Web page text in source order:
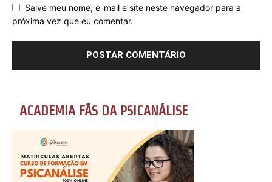
Salve meu nome, e-mail e site neste navegador para a
próxima vez que eu comentar.
ACADEMIA FÃS DA PSICANÁLISE